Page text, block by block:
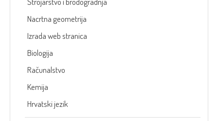
Nacrtna geometrija
Izrada web stranica
Biologija
Računalstvo
Kemija
Hrvatski jezik